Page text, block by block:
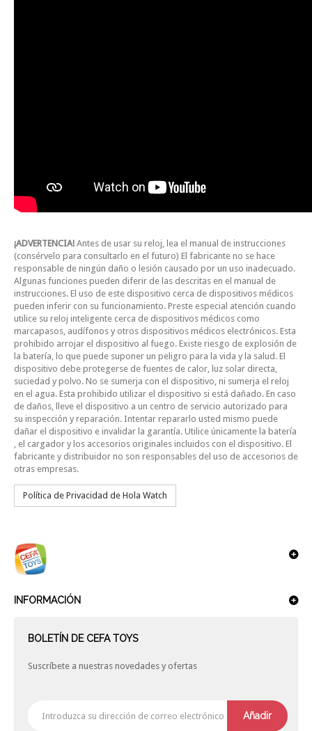
¡ADVERTENCIA! Antes de usar su reloj, lea el manual de instrucciones
(consérvelo para consultarlo en el futuro) El fabricante no se hace
responsable de ningún daño o lesión causado por un uso inadecuado.
Algunas funciones pueden diferir de las descritas en el manual de
instrucciones. El uso de este dispositivo cerca de dispositivos médicos
pueden inferir con su funcionamiento. Preste especial atención cuando
utilice su reloj inteligente cerca de dispositivos médicos como
marcapasos, audífonos y otros dispositivos médicos electrónicos. Esta
prohibido arrojar el dispositivo al fuego. Existe riesgo de explosión de
la batería, lo que puede suponer un peligro para la vida y la salud. El
dispositivo debe protegerse de fuentes de calor, luz solar directa,
suciedad y polvo. No se sumerja con el dispositivo, ni sumerja el reloj
en el agua. Esta prohibido utilizar el dispositivo si está dañado. En caso
de daños, lleve el dispositivo a un centro de servicio autorizado para
su inspección y reparación. Intentar repararlo usted mismo puede
dañar el dispositivo e invalidar la garantía. Utilice únicamente la batería
, el cargador y los accesorios originales incluidos con el dispositivo. El
fabricante y distribuidor no son responsables del uso de accesorios de
otras empresas.
Política de Privacidad de Hola Watch
INFORMACIÓN
BOLETÍN DE CEFA TOYS
Suscríbete a nuestras novedades y ofertas
Añadir